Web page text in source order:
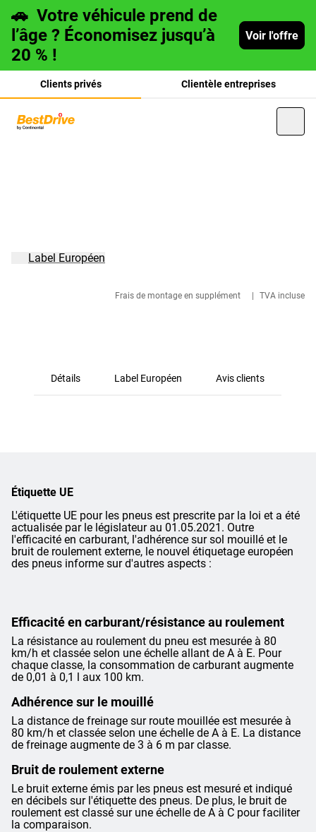
🚗 Votre véhicule prend de
l’âge ? Économisez jusqu’à
20 % !
Voir l'offre
Clients privés Clientèle entreprises
Frais de montage en supplément TVA incluse
Label Européen
Détails Label Européen Avis clients
Étiquette UE
L'étiquette UE pour les pneus est prescrite par la loi et a été
actualisée par le législateur au 01.05.2021. Outre
l'efficacité en carburant, l'adhérence sur sol mouillé et le
bruit de roulement externe, le nouvel étiquetage européen
des pneus informe sur d'autres aspects :
Efficacité en carburant/résistance au roulement
La résistance au roulement du pneu est mesurée à 80
km/h et classée selon une échelle allant de A à E. Pour
chaque classe, la consommation de carburant augmente
de 0,01 à 0,1 l aux 100 km.
Adhérence sur le mouillé
La distance de freinage sur route mouillée est mesurée à
80 km/h et classée selon une échelle de A à E. La distance
de freinage augmente de 3 à 6 m par classe.
Bruit de roulement externe
Le bruit externe émis par les pneus est mesuré et indiqué
en décibels sur l'étiquette des pneus. De plus, le bruit de
roulement est classé sur une échelle de A à C pour faciliter
la comparaison.